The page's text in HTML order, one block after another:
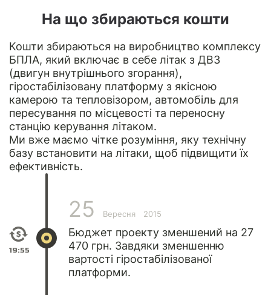
На що збираються кошти
Кошти збираються на виробництво комплексу
БПЛА, який включає в себе літак з ДВЗ
(двигун внутрішнього згорання),
гіростабілізовану платформу з якісною
камерою та тепловізором, автомобіль для
пересування по місцевості та переносну
станцію керування літаком.
Ми вже маємо чітке розуміння, яку технічну
базу встановити на літаки, щоб підвищити їх
ефективність.
19:55
25 Вересня 2015
Бюджет проекту зменшений на 27
470 грн. Завдяки зменшенню
вартості гіростабілізованої
платформи.